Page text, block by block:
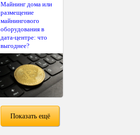
Майнинг дома или
размещение
майнингового
оборудования в
дата-центре: что
выгоднее?
Показать ещё